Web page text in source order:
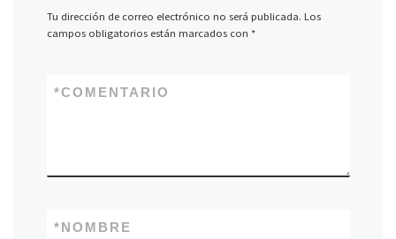
Tu dirección de correo electrónico no será publicada. Los
campos obligatorios están marcados con *
COMENTARIO
*
NOMBRE
*